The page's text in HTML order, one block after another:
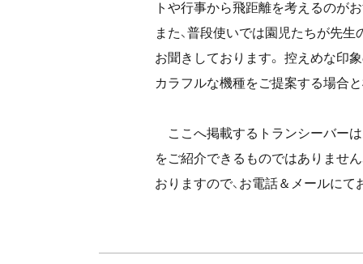
トや行事から飛距離を考えるのが
また、普段使いでは園児たちが先
お聞きしております。 控えめな印
カラフルな機種をご提案する場合
ここへ掲載するトランシーバー
をご紹介できるものではありませ
おりますので、お電話＆メールにて